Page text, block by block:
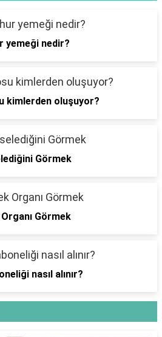
yemeği nedir?
kimlerden oluşuyor?
Görmek
Görmek
nasıl alınır?